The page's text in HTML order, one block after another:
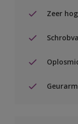
Zeer
Geurarm